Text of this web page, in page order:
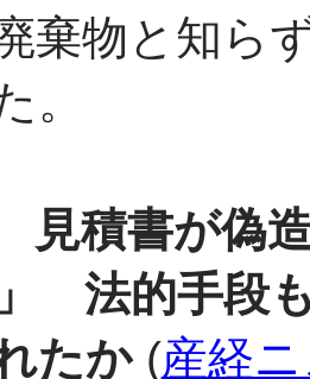
棄物と知ら
。
見積書が偽
法的手段
たか(産経